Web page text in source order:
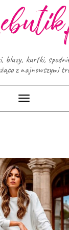
bluzy, kurtki,
z najnowszymi
Toggle
Navigation